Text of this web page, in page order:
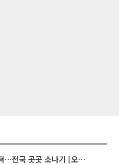
35도 안팎 무더위 이어져…전국 곳곳 소나기 [오늘 날씨]